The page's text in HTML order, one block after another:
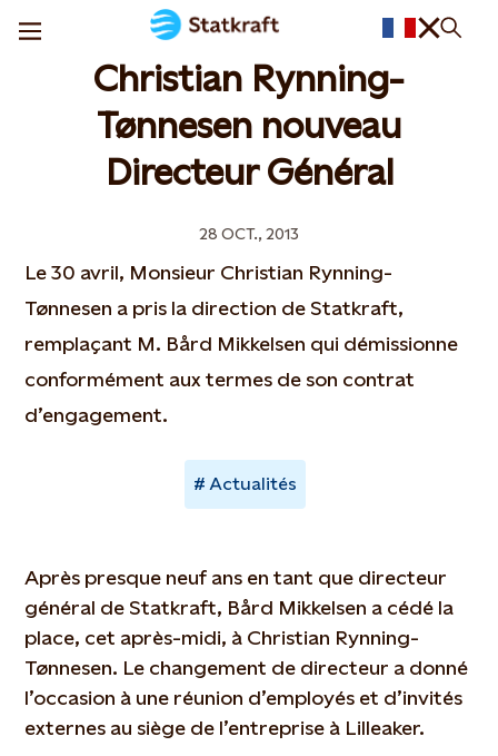
Christian Rynning-
Tønnesen nouveau
Directeur Général
28 OCT., 2013
Le 30 avril, Monsieur Christian Rynning-
Tønnesen a pris la direction de Statkraft,
remplaçant M. Bård Mikkelsen qui démissionne
conformément aux termes de son contrat
d’engagement.
Actualités
Après presque neuf ans en tant que directeur
général de Statkraft, Bård Mikkelsen a cédé la
place, cet après-midi, à Christian Rynning-
Tønnesen. Le changement de directeur a donné
l’occasion à une réunion d’employés et d’invités
externes au siège de l’entreprise à Lilleaker.